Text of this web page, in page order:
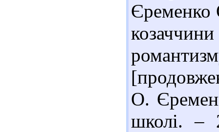
Єременко
О.
школі.